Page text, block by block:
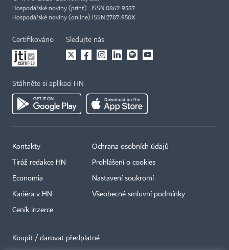
Hospodářské noviny (print) ISSN 0862-9587
Hospodářské noviny (online) ISSN 2787-950X
Certifikováno Sledujte nás
Stáhněte si aplikaci HN
Kontakty
Tiráž redakce HN
Economia
Kariéra v HN
Ceník inzerce
Ochrana osobních údajů
Prohlášení o cookies
Nastavení soukromí
Všeobecné smluvní podmínky
Koupit / darovat předplatné